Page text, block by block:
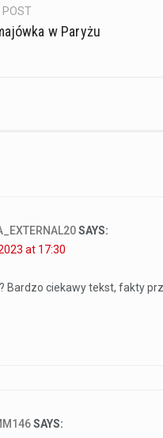
POST
w Paryżu
SAYS:
at 17:30
Bardzo ciekawy tekst, fakty
SAYS: